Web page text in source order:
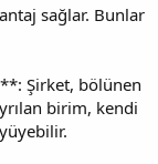
sağlar. Bunlar
Şirket, bölünen
birim, kendi